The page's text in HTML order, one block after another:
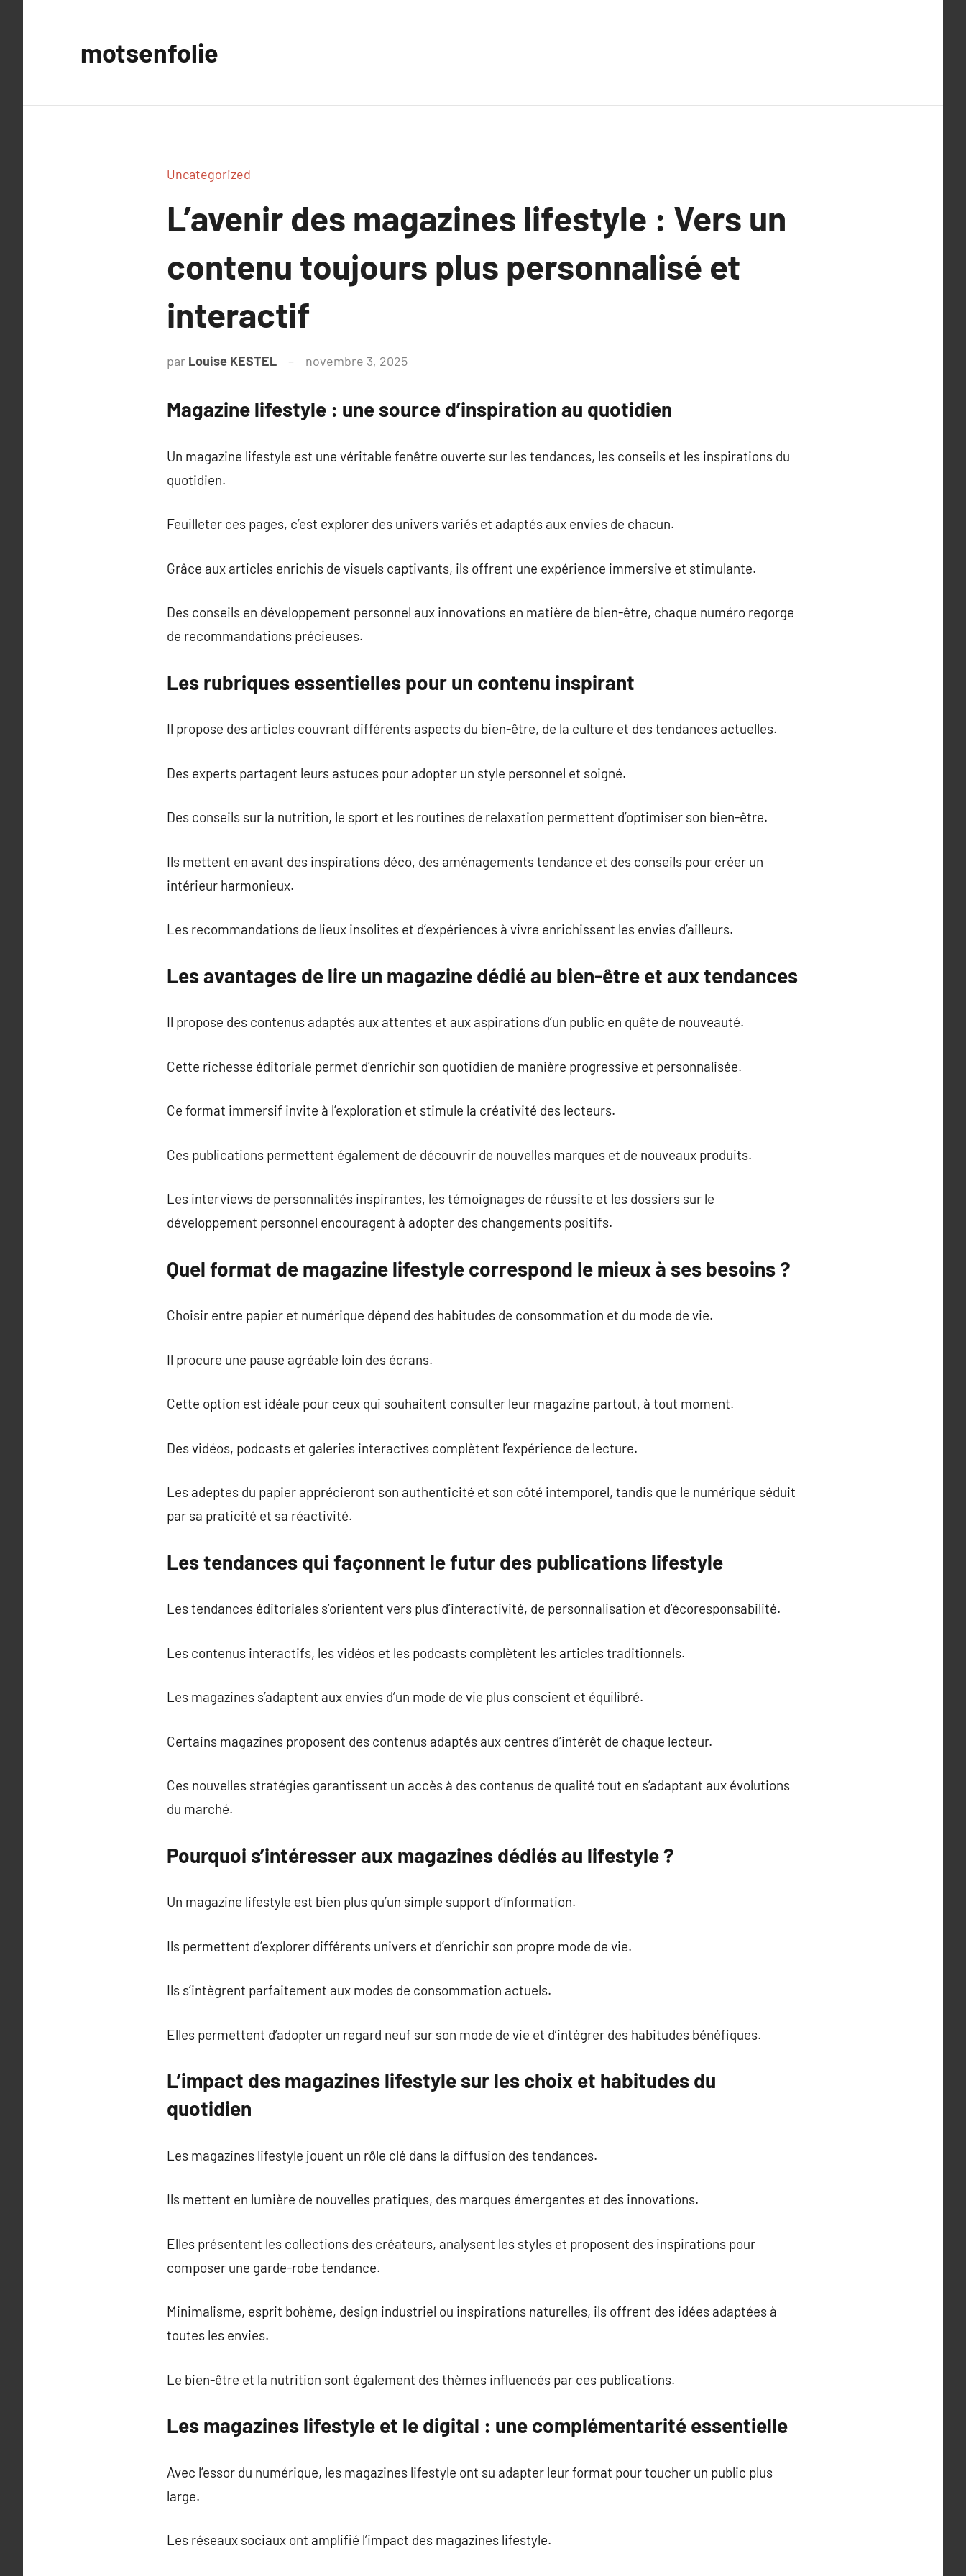
motsenfolie
Uncategorized
L’avenir des magazines lifestyle : Vers un
contenu toujours plus personnalisé et
interactif
par Louise KESTEL novembre 3, 2025
Magazine lifestyle : une source d’inspiration au quotidien
Un magazine lifestyle est une véritable fenêtre ouverte sur les tendances, les conseils et les inspirations du
quotidien.
Feuilleter ces pages, c’est explorer des univers variés et adaptés aux envies de chacun.
Grâce aux articles enrichis de visuels captivants, ils offrent une expérience immersive et stimulante.
Des conseils en développement personnel aux innovations en matière de bien-être, chaque numéro regorge
de recommandations précieuses.
Les rubriques essentielles pour un contenu inspirant
Il propose des articles couvrant différents aspects du bien-être, de la culture et des tendances actuelles.
Des experts partagent leurs astuces pour adopter un style personnel et soigné.
Des conseils sur la nutrition, le sport et les routines de relaxation permettent d’optimiser son bien-être.
Ils mettent en avant des inspirations déco, des aménagements tendance et des conseils pour créer un
intérieur harmonieux.
Les recommandations de lieux insolites et d’expériences à vivre enrichissent les envies d’ailleurs.
Les avantages de lire un magazine dédié au bien-être et aux tendances
Il propose des contenus adaptés aux attentes et aux aspirations d’un public en quête de nouveauté.
Cette richesse éditoriale permet d’enrichir son quotidien de manière progressive et personnalisée.
Ce format immersif invite à l’exploration et stimule la créativité des lecteurs.
Ces publications permettent également de découvrir de nouvelles marques et de nouveaux produits.
Les interviews de personnalités inspirantes, les témoignages de réussite et les dossiers sur le
développement personnel encouragent à adopter des changements positifs.
Quel format de magazine lifestyle correspond le mieux à ses besoins ?
Choisir entre papier et numérique dépend des habitudes de consommation et du mode de vie.
Il procure une pause agréable loin des écrans.
Cette option est idéale pour ceux qui souhaitent consulter leur magazine partout, à tout moment.
Des vidéos, podcasts et galeries interactives complètent l’expérience de lecture.
Les adeptes du papier apprécieront son authenticité et son côté intemporel, tandis que le numérique séduit
par sa praticité et sa réactivité.
Les tendances qui façonnent le futur des publications lifestyle
Les tendances éditoriales s’orientent vers plus d’interactivité, de personnalisation et d’écoresponsabilité.
Les contenus interactifs, les vidéos et les podcasts complètent les articles traditionnels.
Les magazines s’adaptent aux envies d’un mode de vie plus conscient et équilibré.
Certains magazines proposent des contenus adaptés aux centres d’intérêt de chaque lecteur.
Ces nouvelles stratégies garantissent un accès à des contenus de qualité tout en s’adaptant aux évolutions
du marché.
Pourquoi s’intéresser aux magazines dédiés au lifestyle ?
Un magazine lifestyle est bien plus qu’un simple support d’information.
Ils permettent d’explorer différents univers et d’enrichir son propre mode de vie.
Ils s’intègrent parfaitement aux modes de consommation actuels.
Elles permettent d’adopter un regard neuf sur son mode de vie et d’intégrer des habitudes bénéfiques.
L’impact des magazines lifestyle sur les choix et habitudes du
quotidien
Les magazines lifestyle jouent un rôle clé dans la diffusion des tendances.
Ils mettent en lumière de nouvelles pratiques, des marques émergentes et des innovations.
Elles présentent les collections des créateurs, analysent les styles et proposent des inspirations pour
composer une garde-robe tendance.
Minimalisme, esprit bohème, design industriel ou inspirations naturelles, ils offrent des idées adaptées à
toutes les envies.
Le bien-être et la nutrition sont également des thèmes influencés par ces publications.
Les magazines lifestyle et le digital : une complémentarité essentielle
Avec l’essor du numérique, les magazines lifestyle ont su adapter leur format pour toucher un public plus
large.
Les réseaux sociaux ont amplifié l’impact des magazines lifestyle.